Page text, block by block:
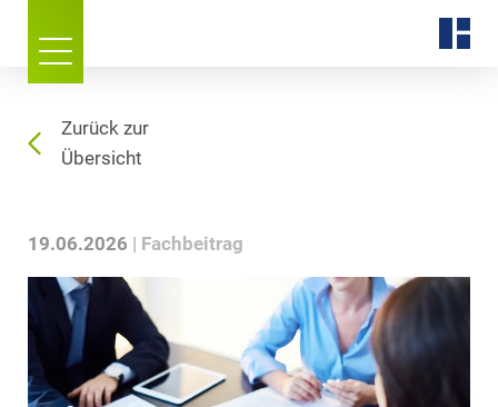
Zurück zur
Übersicht
19.06.2026 Fachbeitrag